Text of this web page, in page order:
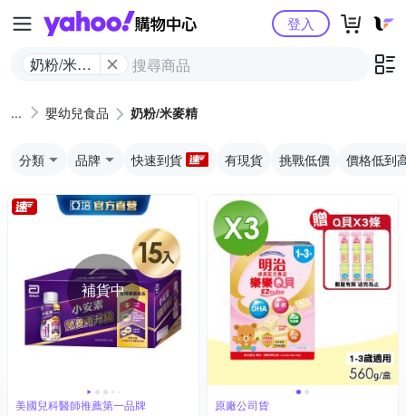
Yahoo購物中心
奶粉/米麥
登入
嬰幼兒食品 奶粉/米麥精
分類 品牌 快速到貨 有現貨 挑戰低價 價格低到
補貨中
美國兒科醫師推薦第一品牌 原廠公司貨